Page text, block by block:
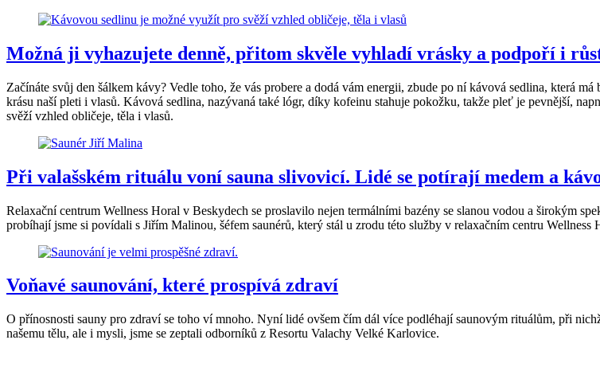
Možná ji vyhazujete denně, přitom skvěle vyhladí vrásky a podpoří i
Začínáte svůj den šálkem kávy? Vedle toho, že vás probere a dodá vám energii, zbude po ní kávová sedlina, která
krásu naší pleti i vlasů. Kávová sedlina, nazývaná také lógr, díky kofeinu stahuje pokožku, takže pleť je pevnější,
svěží vzhled obličeje, těla i vlasů.
Při valašském rituálu voní sauna slivovicí. Lidé se potírají medem a
Relaxační centrum Wellness Horal v Beskydech se proslavilo nejen termálními bazény se slanou vodou a širokým
probíhají jsme si povídali s Jiřím Malinou, šéfem saunérů, který stál u zrodu této služby v relaxačním centru
Voňavé saunování, které prospívá zdraví
O přínosnosti sauny pro zdraví se toho ví mnoho. Nyní lidé ovšem čím dál více podléhají saunovým rituálům, při
našemu tělu, ale i mysli, jsme se zeptali odborníků z Resortu Valachy Velké Karlovice.